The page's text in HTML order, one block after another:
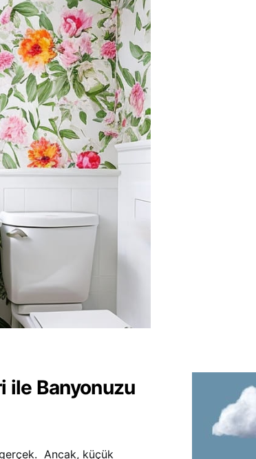
ile Banyonuzu
Ancak, küçük